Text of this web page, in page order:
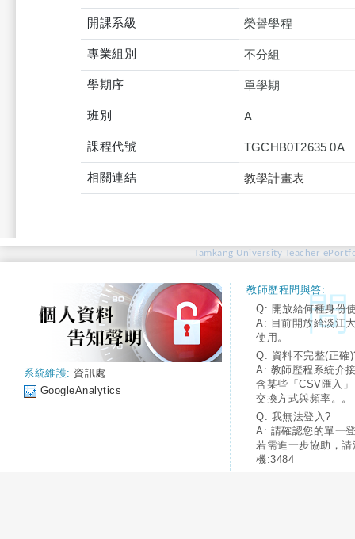
開課系級 榮譽學程
專業組別 不分組
學期序 單學期
班別 A
課程代號 TGCHB0T2635 0A
相關連結 教學計畫表
Tamkang University Teacher
系統維護: 資訊處
GoogleAnalytics
教師歷程問與答:
Q: 開放給何種身份
A: 目前開放給淡江
使用。
Q: 資料不完整(正確
A: 教師歷程系統介
含某些「CSV匯入
交換方式與頻率。。
Q: 我無法登入?
A: 請確認您的單一
若需進一步協助，
機:3484